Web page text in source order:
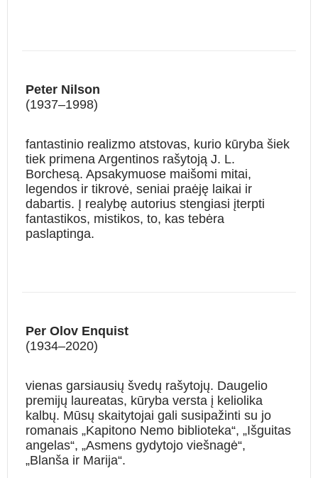
Peter Nilson
(1937–1998)
fantastinio realizmo atstovas, kurio kūryba šiek
tiek primena Argentinos rašytoją J. L.
Borchesą. Apsakymuose maišomi mitai,
legendos ir tikrovė, seniai praėję laikai ir
dabartis. Į realybę autorius stengiasi įterpti
fantastikos, mistikos, to, kas tebėra
paslaptinga.
Per Olov Enquist
(1934–2020)
vienas garsiausių švedų rašytojų. Daugelio
premijų laureatas, kūryba versta į keliolika
kalbų. Mūsų skaitytojai gali susipažinti su jo
romanais „Kapitono Nemo biblioteka“, „Išguitas
angelas“, „Asmens gydytojo viešnagė“,
„Blanša ir Marija“.